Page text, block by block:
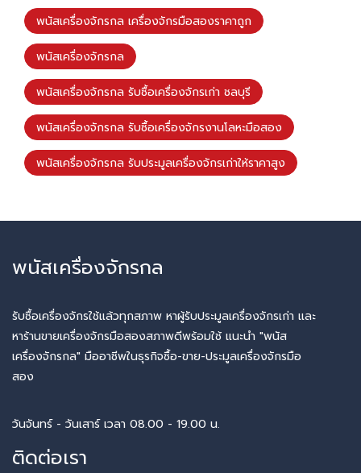
พนัสเครื่องจักรกล เครื่องจักรมือสองราคาถูก
พนัสเครื่องจักรกล
พนัสเครื่องจักรกล รับซื้อเครื่องจักรเก่า ชลบุรี
พนัสเครื่องจักรกล รับซื้อเครื่องจักรงานโลหะมือสอง
พนัสเครื่องจักรกล รับประมูลเครื่องจักรเก่าให้ราคาสูง
พนัสเครื่องจักรกล
รับซื้อเครื่องจักรใช้แล้วทุกสภาพ หาผู้รับประมูลเครื่องจักรเก่า และ
หาร้านขายเครื่องจักรมือสองสภาพดีพร้อมใช้ แนะนำ "พนัส
เครื่องจักรกล" มืออาชีพในธุรกิจซื้อ-ขาย-ประมูลเครื่องจักรมือ
สอง
วันจันทร์ - วันเสาร์ เวลา 08.00 - 19.00 น.
ติดต่อเรา